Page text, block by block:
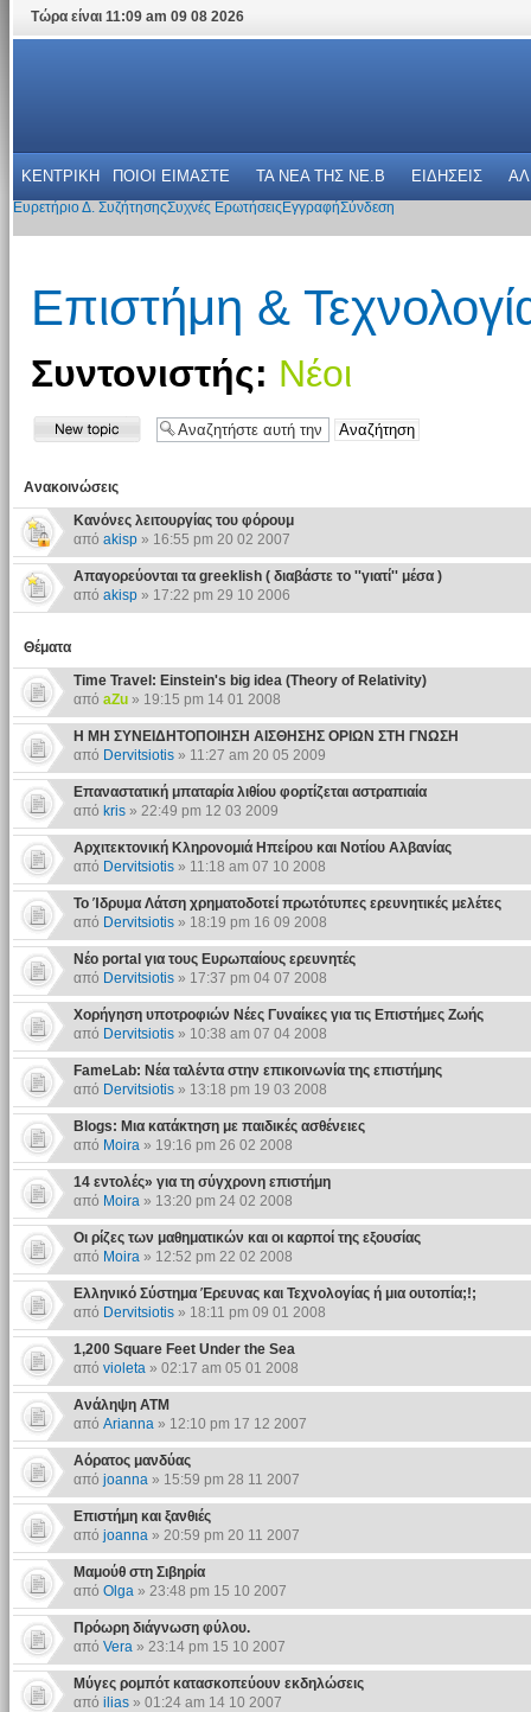
Τώρα είναι 11:09 am 09 08 2026
ΚΕΝΤΡΙΚΗ ΠΟΙΟΙ ΕΙΜΑΣΤΕ ΤΑ ΝΕΑ THΣ NE.B ΕΙΔΗΣΕΙΣ
Ευρετήριο Δ. ΣυζήτησηςΣυχνές Ερωτήσεις ΕγγραφήΣύνδεση
Επιστήμη &
Συντονιστής: Νέοι
Ανακοινώσεις
Κανόνες λειτουργίας του φόρουμ
από akisp» 16:55 pm 20 02 2007
Απαγορεύονται τα greeklish ( διαβάστε το ''γιατί'' μέσα )
από akisp» 17:22 pm 29 10 2006
Θέματα
Time Travel: Einstein's big idea (Theory of Relativity)
από aZu» 19:15 pm 14 01 2008
H ΜΗ ΣΥΝΕΙΔΗΤΟΠΟΙΗΣΗ ΑΙΣΘΗΣΗΣ ΟΡΙΩΝ ΣΤΗ ΓΝΩΣΗ
από Dervitsiotis» 11:27 am 20 05 2009
Επαναστατική μπαταρία λιθίου φορτίζεται αστραπιαία
από kris» 22:49 pm 12 03 2009
Αρχιτεκτονική Κληρονομιά Ηπείρου και Νοτίου Αλβανίας
από Dervitsiotis» 11:18 am 07 10 2008
Το Ίδρυμα Λάτση χρηματοδοτεί πρωτότυπες ερευνητικές μελέτες
από Dervitsiotis» 18:19 pm 16 09 2008
Νέο portal για τους Ευρωπαίους ερευνητές
από Dervitsiotis» 17:37 pm 04 07 2008
Χορήγηση υποτροφιών Νέες Γυναίκες για τις Επιστήμες Ζωής
από Dervitsiotis» 10:38 am 07 04 2008
FameLab: Νέα ταλέντα στην επικοινωνία της επιστήμης
από Dervitsiotis» 13:18 pm 19 03 2008
Blogs: Μια κατάκτηση με παιδικές ασθένειες
από Moira» 19:16 pm 26 02 2008
14 εντολές» για τη σύγχρονη επιστήμη
από Moira» 13:20 pm 24 02 2008
Οι ρίζες των μαθηματικών και οι καρποί της εξουσίας
από Moira» 12:52 pm 22 02 2008
Ελληνικό Σύστημα Έρευνας και Τεχνολογίας ή μια ουτοπία;!;
από Dervitsiotis» 18:11 pm 09 01 2008
1,200 Square Feet Under the Sea
από violeta» 02:17 am 05 01 2008
Ανάληψη ATM
από Arianna» 12:10 pm 17 12 2007
Αόρατος μανδύας
από joanna» 15:59 pm 28 11 2007
Επιστήμη και ξανθιές
από joanna» 20:59 pm 20 11 2007
Μαμούθ στη Σιβηρία
από Olga» 23:48 pm 15 10 2007
Πρόωρη διάγνωση φύλου.
από Vera» 23:14 pm 15 10 2007
Μύγες ρομπότ κατασκοπεύουν εκδηλώσεις
από ilias» 01:24 am 14 10 2007